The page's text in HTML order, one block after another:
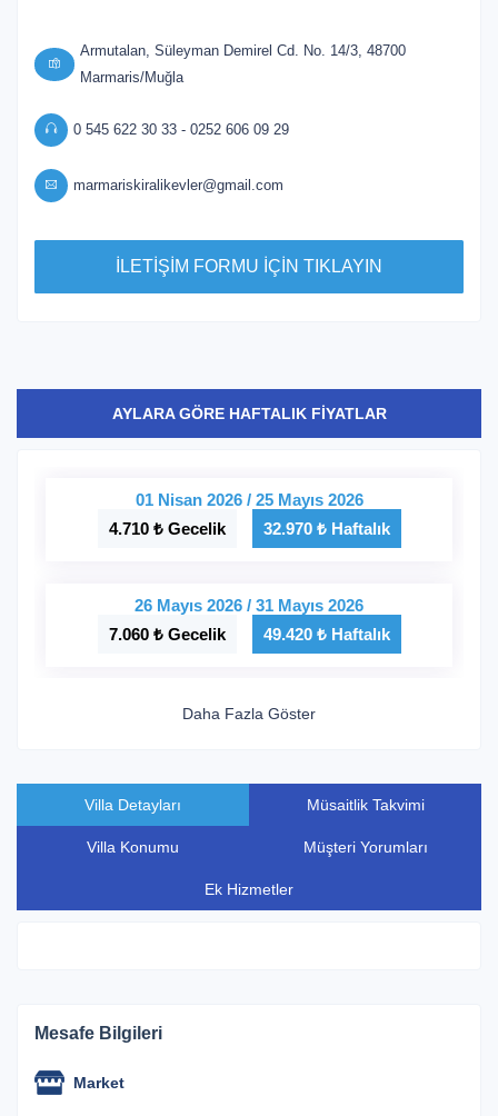
AYLARA GÖRE HAFTALIK FİYATLAR
01 Nisan 2026 / 25 Mayıs 2026
4.710 ₺ Gecelik
32.970 ₺ Haftalık
26 Mayıs 2026 / 31 Mayıs 2026
7.060 ₺ Gecelik
49.420 ₺ Haftalık
01 Haziran 2026 / 30 Haziran 2026
01 Temmuz 2026 / 31 Ağustos 2026
8.825 ₺ Gecelik
61.775 ₺ Haftalık
01 Ekim 2026 / 31 Ekim 2026
Daha Fazla Göster
Villa Detayları Müsaitlik Takvimi
Villa Konumu Müşteri Yorumları
Ek Hizmetler
Mesafe Bilgileri
Market
Armutalan, Süleyman Demirel Cd. No. 14/3, 48700
Marmaris/Muğla
0 545 622 30 33 - 0252 606 09 29
marmariskiralikevler@gmail.com
İLETİŞİM FORMU İÇİN TIKLAYIN